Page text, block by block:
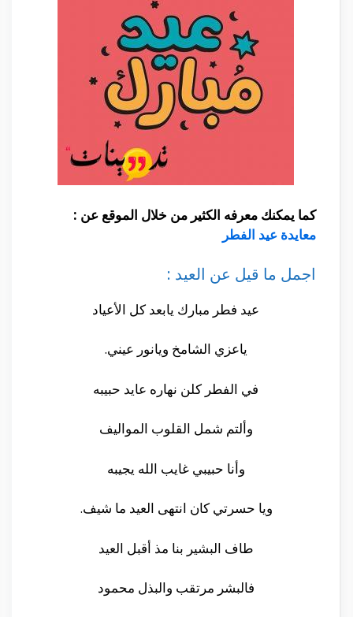
كما يمكنك معرفه الكثير من خلال الموقع عن :
معايدة عيد الفطر
اجمل ما قيل عن العيد :
عيد فطر مبارك يابعد كل الأعياد
ياعزي الشامخ ويانور عيني.
في الفطر كلن نهاره عايد حبيبه
وألتم شمل القلوب المواليف
وأنا حبيبي غايب الله يجيبه
ويا حسرتي كان انتهى العيد ما شيف.
طاف البشير بنا مذ أقبل العيد
فالبشر مرتقب والبذل محمود